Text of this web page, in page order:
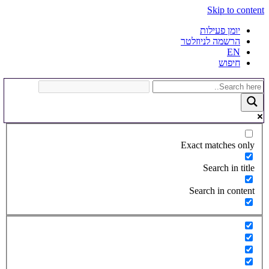
Skip to content
יומן פעילות
הרשמה לניוזלטר
EN
חיפוש
Exact matches only
Search in title
Search in content